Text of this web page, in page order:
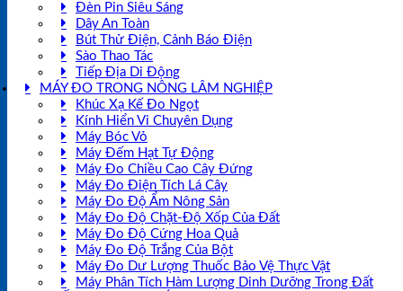
Đèn Pin Siêu Sáng
Dây An Toàn
Bút Thử Điện, Cảnh Báo Điện
Sào Thao Tác
Tiếp Địa Di Động
MÁY ĐO TRONG NÔNG LÂM NGHIỆP
Khúc Xạ Kế Đo Ngọt
Kính Hiển Vi Chuyên Dụng
Máy Bóc Vỏ
Máy Đếm Hạt Tự Động
Máy Đo Chiều Cao Cây Đứng
Máy Đo Điện Tích Lá Cây
Máy Đo Độ Ẩm Nông Sản
Máy Đo Độ Chặt-Độ Xốp Của Đất
Máy Đo Độ Cứng Hoa Quả
Máy Đo Độ Trắng Của Bột
Máy Đo Dư Lượng Thuốc Bảo Vệ Thực Vật
Máy Phân Tích Hàm Lượng Dinh Dưỡng Trong Đất